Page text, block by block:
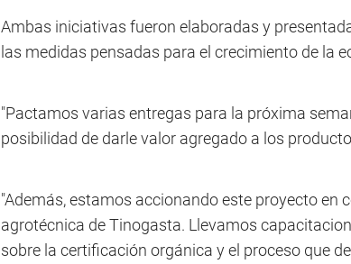
Ambas iniciativas fueron elaboradas y
las medidas pensadas para el crecimiento de la
"Pactamos varias entregas para la próxima
posibilidad de darle valor agregado a los
"Además, estamos accionando este proyecto en
agrotécnica de Tinogasta. Llevamos
sobre la certificación orgánica y el proceso que